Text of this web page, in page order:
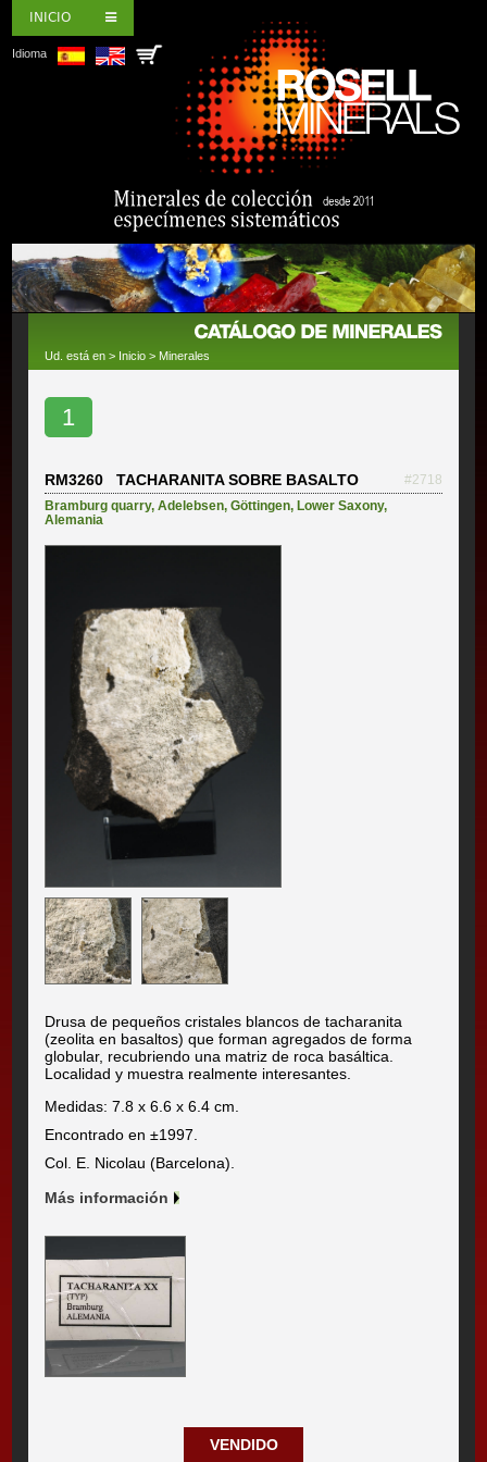
INICIO
Idioma
Ud. está en > Inicio > Minerales
1
RM3260 TACHARANITA SOBRE BASALTO
#2718
Bramburg quarry,Adelebsen,Göttingen, Lower Saxony,
Alemania
Drusa de pequeños cristales blancos de tacharanita
(zeolita en basaltos) que forman agregados de forma
globular, recubriendo una matriz de roca basáltica.
Localidad y muestra realmente interesantes.
Medidas: 7.8 x 6.6 x 6.4 cm.
Encontrado en ±1997.
Col. E. Nicolau (Barcelona).
Más información
VENDIDO